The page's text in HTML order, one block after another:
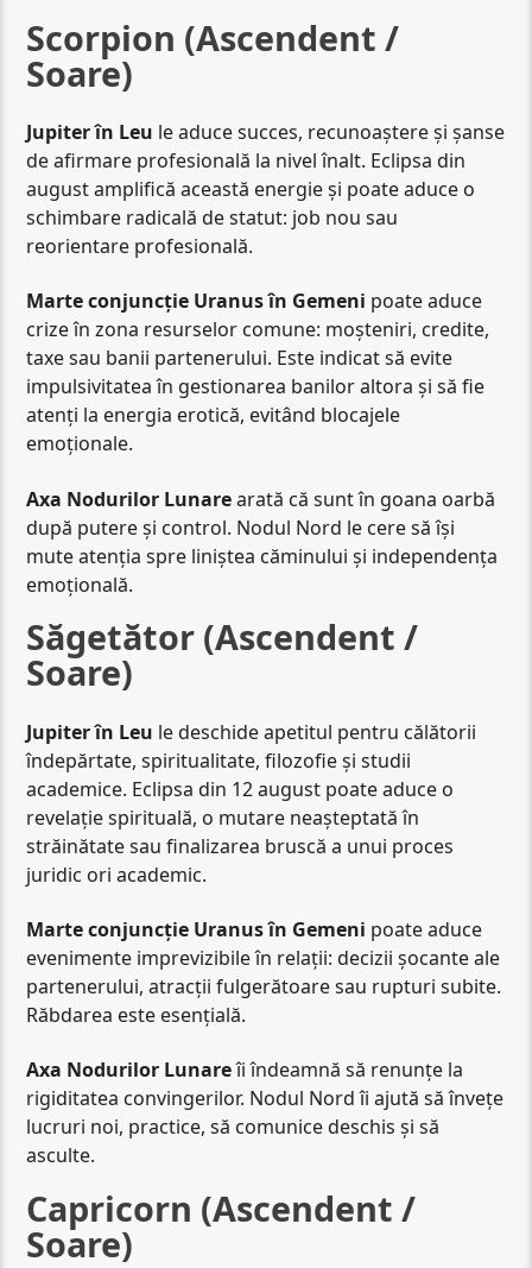
Scorpion (Ascendent /
Soare)
Jupiter în Leu le aduce succes, recunoaștere și șanse
de afirmare profesională la nivel înalt. Eclipsa din
august amplifică această energie și poate aduce o
schimbare radicală de statut: job nou sau
reorientare profesională.
Marte conjuncție Uranus în Gemeni poate aduce
crize în zona resurselor comune: moșteniri, credite,
taxe sau banii partenerului. Este indicat să evite
impulsivitatea în gestionarea banilor altora și să fie
atenți la energia erotică, evitând blocajele
emoționale.
Axa Nodurilor Lunarearată că sunt în goana oarbă
după putere și control. Nodul Nord le cere să își
mute atenția spre liniștea căminului și independența
emoțională.
Săgetător (Ascendent /
Soare)
Jupiter în Leu le deschide apetitul pentru călătorii
îndepărtate, spiritualitate, filozofie și studii
academice. Eclipsa din 12 august poate aduce o
revelație spirituală, o mutare neașteptată în
străinătate sau finalizarea bruscă a unui proces
juridic ori academic.
Marte conjuncție Uranus în Gemeni poate aduce
evenimente imprevizibile în relații: decizii șocante ale
partenerului, atracții fulgerătoare sau rupturi subite.
Răbdarea este esențială.
Axa Nodurilor Lunareîi îndeamnă să renunțe la
rigiditatea convingerilor. Nodul Nord îi ajută să învețe
lucruri noi, practice, să comunice deschis și să
asculte.
Capricorn (Ascendent /
Soare)